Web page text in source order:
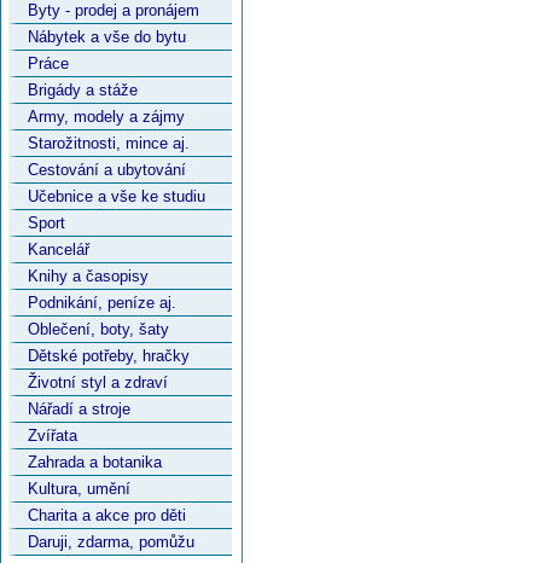
Byty - prodej a pronájem
Nábytek a vše do bytu
Práce
Brigády a stáže
Army, modely a zájmy
Starožitnosti, mince aj.
Cestování a ubytování
Učebnice a vše ke studiu
Sport
Kancelář
Knihy a časopisy
Podnikání, peníze aj.
Oblečení, boty, šaty
Dětské potřeby, hračky
Životní styl a zdraví
Nářadí a stroje
Zvířata
Zahrada a botanika
Kultura, umění
Charita a akce pro děti
Daruji, zdarma, pomůžu